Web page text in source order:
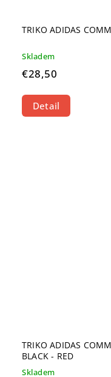
TRIKO ADIDAS
Skladem
€28,50
Detail
TRIKO ADIDAS
BLACK - RED
Skladem